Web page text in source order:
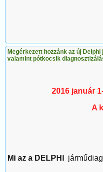
Megérkezett hozzánk az új
valamint pótkocsik
2016 január
A
Mi az a DELPHI